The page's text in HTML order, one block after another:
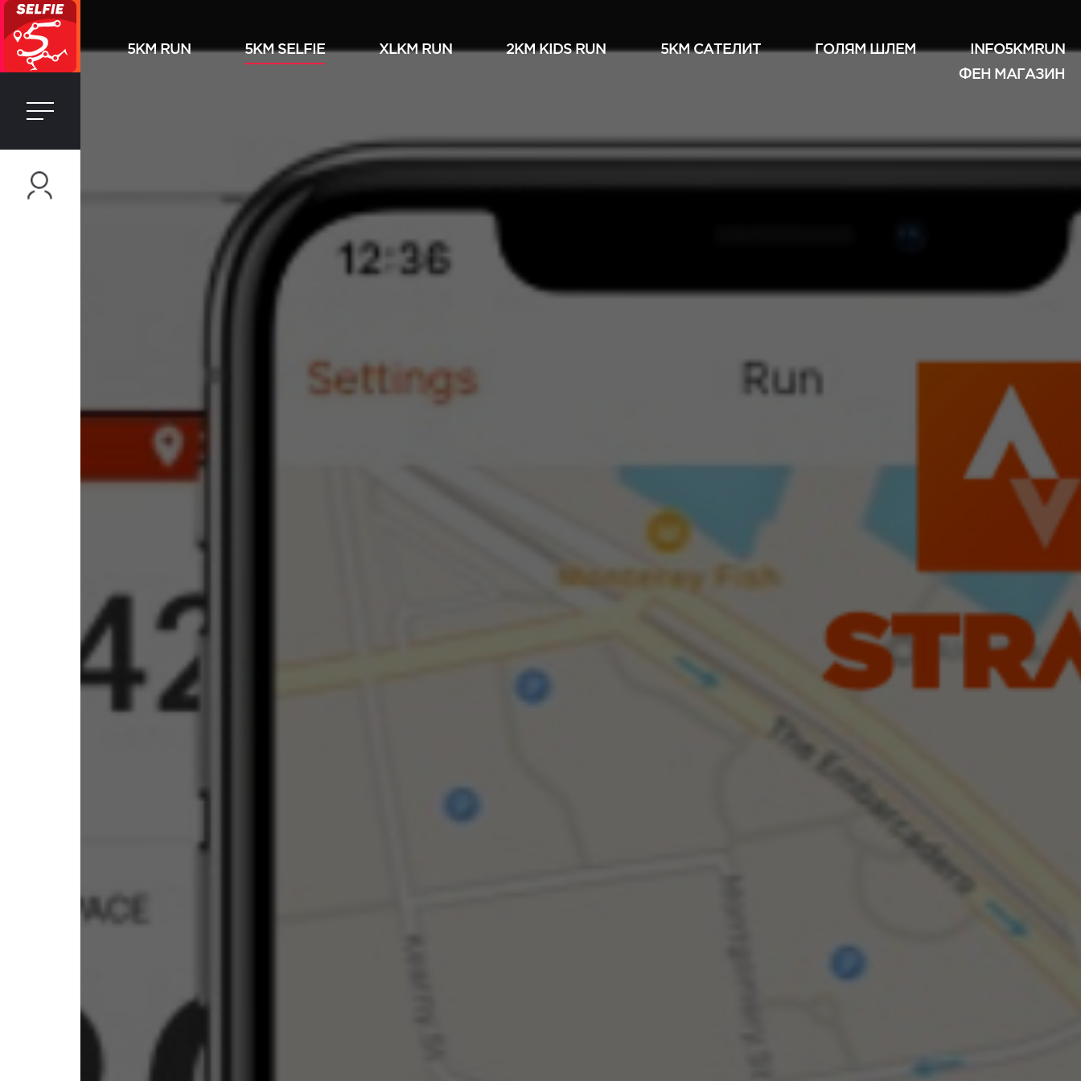
5KM RUN 5KM SELFIE XLKM RUN 2KM KIDS RUN 5KM САТЕЛИТ ГОЛЯМ ШЛЕМ
INFO5KMRUN
ФЕН МАГАЗИН